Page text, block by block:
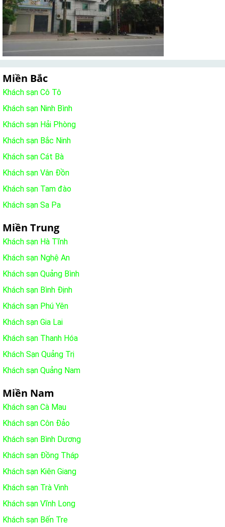
Miền Bắc
Khách sạn Cô Tô
Khách sạn Ninh Bình
Khách sạn Hải Phòng
Khách sạn Bắc Ninh
Khách sạn Cát Bà
Khách sạn Vân Đồn
Khách sạn Tam đào
Khách sạn Sa Pa
Miền Trung
Khách sạn Hà Tĩnh
Khách sạn Nghệ An
Khách sạn Quảng Bình
Khách sạn Bình Định
Khách sạn Phú Yên
Khách sạn Gia Lai
Khách sạn Thanh Hóa
Khách Sạn Quảng Trị
Khách sạn Quảng Nam
Miền Nam
Khách sạn Cà Mau
Khách sạn Côn Đảo
Khách sạn Bình Dương
Khách sạn Đồng Tháp
Khách sạn Kiên Giang
Khách sạn Trà Vinh
Khách sạn Vĩnh Long
Khách sạn Bến Tre